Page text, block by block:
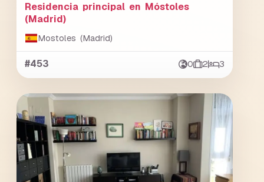
Residencia principal en Móstoles
(Madrid)
Mostoles (Madrid)
#453 0 2 3